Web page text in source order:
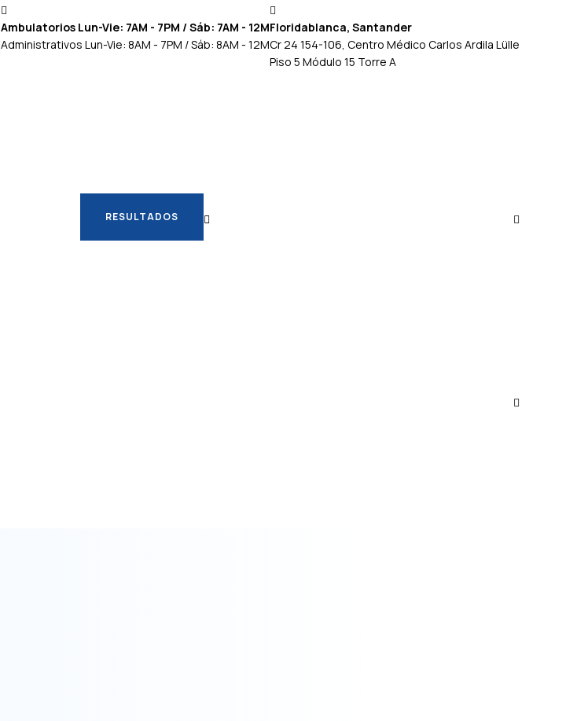
Ambulatorios Lun-Vie: 7AM - 7PM / Sáb: 7AM - 12M
Administrativos Lun-Vie: 8AM - 7PM / Sáb: 8AM - 12M
Floridablanca, Santander
Cr 24 154-106, Centro Médico Carlos Ardila Lülle
Piso 5 Módulo 15 Torre A
RESULTADOS